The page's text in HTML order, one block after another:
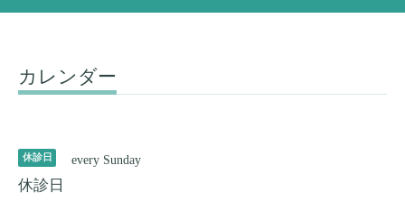
カレンダー
休診日 every Sunday
休診日